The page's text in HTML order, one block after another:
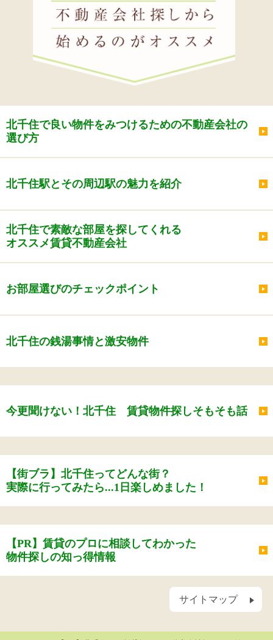
北千住で良い物件をみつけるための不動産会社の
選び方
北千住駅とその周辺駅の魅力を紹介
北千住で素敵な部屋を探してくれる
オススメ賃貸不動産会社
お部屋選びのチェックポイント
北千住の銭湯事情と激安物件
今更聞けない！北千住 賃貸物件探しそもそも話
【街ブラ】北千住ってどんな街？
実際に行ってみたら...1日楽しめました！
【PR】賃貸のプロに相談してわかった
物件探しの知っ得情報
サイトマップ